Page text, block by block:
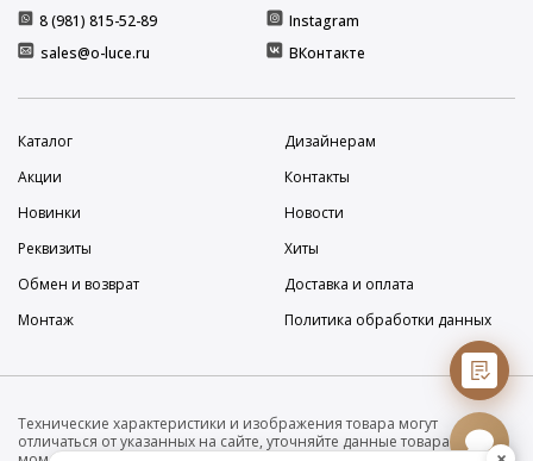
8 (981) 815-52-89
sales@o-luce.ru
Instagram
ВКонтакте
Каталог
Дизайнерам
Акции
Контакты
Новинки
Новости
Реквизиты
Хиты
Обмен и возврат
Доставка и оплата
Монтаж
Политика обработки данных
Технические характеристики и изображения товара могут
отличаться от указанных на сайте, уточняйте данные товара на